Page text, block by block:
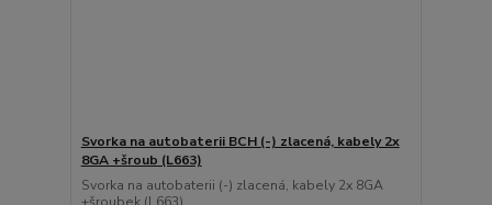
Svorka na autobaterii BCH (-) zlacená, kabely 2x
8GA +šroub (L663)
Svorka na autobaterii (-) zlacená, kabely 2x 8GA